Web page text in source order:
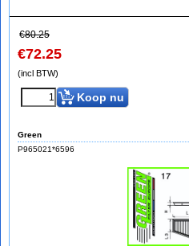
€80.25
€72.25
(incl BTW)
Koop nu
Green
P965021*6596